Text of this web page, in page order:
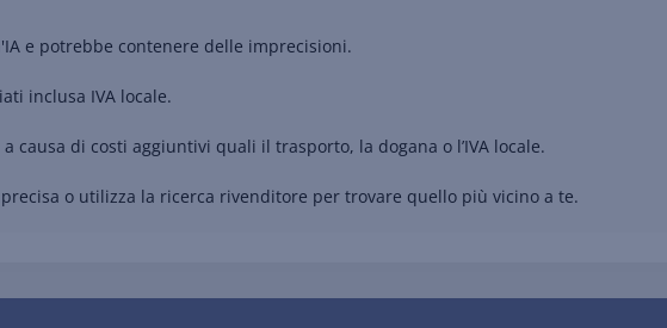
e potrebbe contenere delle imprecisioni.
inclusa IVA locale.
di costi aggiuntivi quali il trasporto, la dogana o l’IVA locale.
o utilizza la ricerca rivenditore per trovare quello più vicino a te.